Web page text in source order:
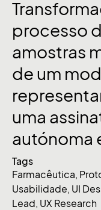
processo
amostras
de um
uma
autónoma
Tags
Farmacêutica,
Usabilidade, UI
Lead, UX Research